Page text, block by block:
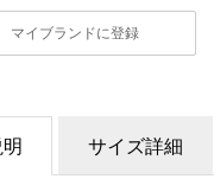
マイブランドに登録
サイズ詳細